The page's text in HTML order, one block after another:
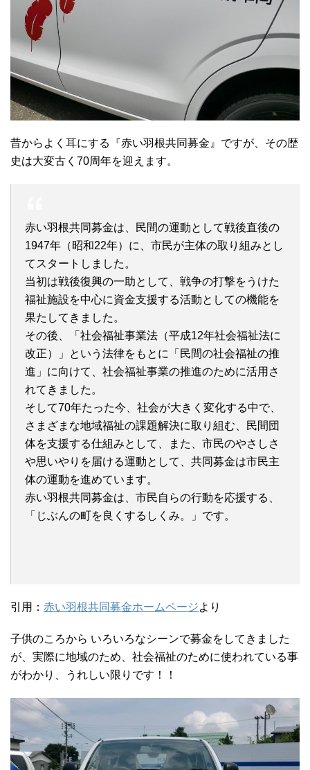
昔からよく耳にする『赤い羽根共同募金』ですが、その歴
史は大変古く70周年を迎えます。
赤い羽根共同募金は、民間の運動として戦後直後の
1947年（昭和22年）に、市民が主体の取り組みとし
てスタートしました。
当初は戦後復興の一助として、戦争の打撃をうけた
福祉施設を中心に資金支援する活動としての機能を
果たしてきました。
その後、「社会福祉事業法（平成12年社会福祉法に
改正）」という法律をもとに「民間の社会福祉の推
進」に向けて、社会福祉事業の推進のために活用さ
れてきました。
そして70年たった今、社会が大きく変化する中で、
さまざまな地域福祉の課題解決に取り組む、民間団
体を支援する仕組みとして、また、市民のやさしさ
や思いやりを届ける運動として、共同募金は市民主
体の運動を進めています。
赤い羽根共同募金は、市民自らの行動を応援する、
「じぶんの町を良くするしくみ。」です。
引用： 赤い羽根共同募金ホームページより
子供のころから いろいろなシーンで募金をしてきました
が、実際に地域のため、社会福祉のために使われている事
がわかり、うれしい限りです！！